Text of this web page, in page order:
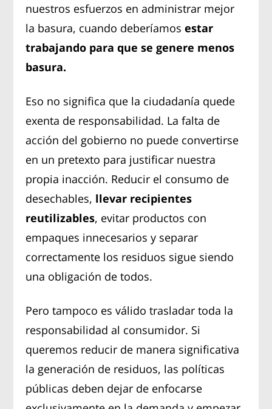
nuestros esfuerzos en administrar mejor
la basura, cuando deberíamos estar
trabajando para que se genere menos
basura.
Eso no significa que la ciudadanía quede
exenta de responsabilidad. La falta de
acción del gobierno no puede convertirse
en un pretexto para justificar nuestra
propia inacción. Reducir el consumo de
desechables, llevar recipientes
reutilizables, evitar productos con
empaques innecesarios y separar
correctamente los residuos sigue siendo
una obligación de todos.
Pero tampoco es válido trasladar toda la
responsabilidad al consumidor. Si
queremos reducir de manera significativa
la generación de residuos, las políticas
públicas deben dejar de enfocarse